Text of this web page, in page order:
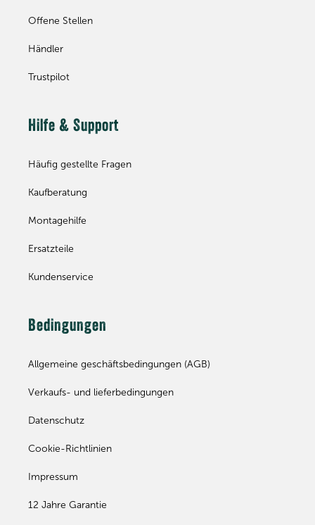
Offene Stellen
Händler
Trustpilot
Hilfe & Support
Häufig gestellte Fragen
Kaufberatung
Montagehilfe
Ersatzteile
Kundenservice
Bedingungen
Allgemeine geschäftsbedingungen (AGB)
Verkaufs- und lieferbedingungen
Datenschutz
Cookie-Richtlinien
Impressum
12 Jahre Garantie